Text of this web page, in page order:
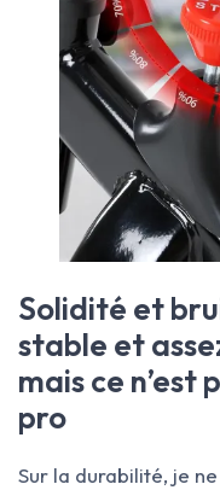
Solidité et
stable et
mais ce n’est
pro
Sur la durabilité, je